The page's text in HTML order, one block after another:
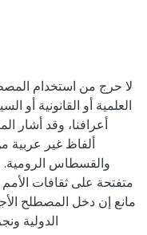
لا حرج من استخدام
العلمية أو القانونية أو
أعرافنا، وقد أشار
ألفاظ غير عربية
والقسطاس الرومية.
متفتحة على ثقافات
مانع إن دخل المصطلح
الدولية